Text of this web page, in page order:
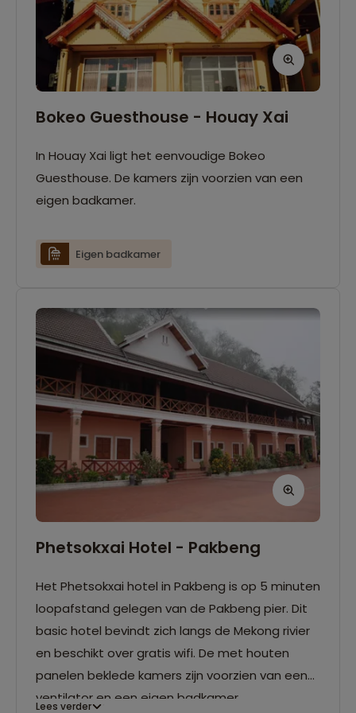
Bokeo Guesthouse - Houay Xai
In Houay Xai ligt het eenvoudige Bokeo
Guesthouse. De kamers zijn voorzien van een
eigen badkamer.
Eigen badkamer
Phetsokxai Hotel - Pakbeng
Het Phetsokxai hotel in Pakbeng is op 5 minuten
loopafstand gelegen van de Pakbeng pier. Dit
basic hotel bevindt zich langs de Mekong rivier
en beschikt over gratis wifi. De met houten
panelen beklede kamers zijn voorzien van een
ventilator en een eigen badkamer.
Lees verder